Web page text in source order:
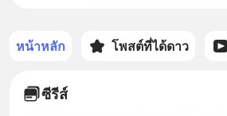
หน้าหลัก โพสต์ที่ได้ดาว
ซีรีส์